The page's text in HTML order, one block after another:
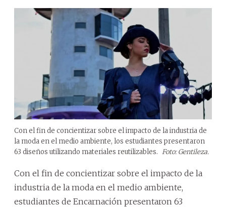
Con el fin de concientizar sobre el impacto de la industria de
la moda en el medio ambiente, los estudiantes presentaron
63 diseños utilizando materiales reutilizables. Foto: Gentileza.
Con el fin de concientizar sobre el impacto de la
industria de la moda en el medio ambiente,
estudiantes de Encarnación presentaron 63